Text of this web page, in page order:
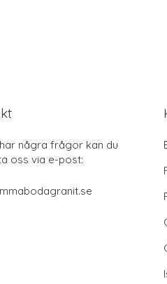
några frågor kan du
oss via e-post: